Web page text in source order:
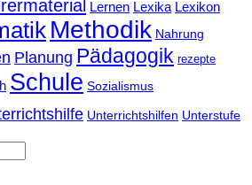
Lernen Lexika Lexikon
Methodik Nahrung
Planung Pädagogik rezepte
Schule Sozialismus
Unterrichtshilfen Unterstufe